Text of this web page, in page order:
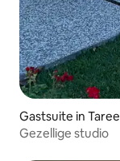
Gastsuite in Taree
Gezellige studio